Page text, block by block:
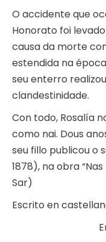
O accidente que
Honorato foi
causa da morte
estendida na
seu enterro
clandestinidade.
Con todo, Rosalía
como nai. Dous
seu fillo publicou o
1878), na obra
Sar)
Escrito en